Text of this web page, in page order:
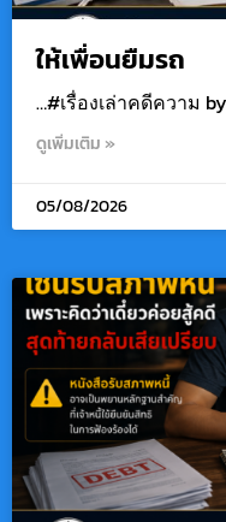
ให้เพื่อนยืมรถ
…#เรื่องเล่าคดีความ
ดูเพิ่มเติม »
05/08/2026